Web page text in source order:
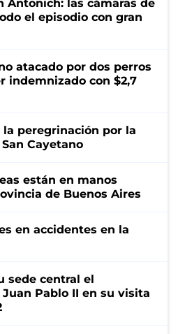
Antonich: las cámaras de
el episodio con gran
atacado por dos perros
indemnizado con $2,7
peregrinación por la
Cayetano
están en manos
de Buenos Aires
en accidentes en la
sede central el
Pablo II en su visita